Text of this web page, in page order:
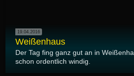
19.04.2016
Weißenhaus
Der Tag fing ganz gut an in
schon ordentlich windig.